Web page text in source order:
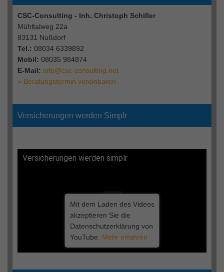
CSC-Consulting - Inh. Christoph Schiller
Mühltalweg 22a
83131 Nußdorf
Tel.: 08034 6339892
Mobil: 08035 984874
E-Mail: info@csc-consulting.net
» Beratungstermin vereinbaren
Versicherungen werden Simplr
Versicherungen werden simplr
Mit dem Laden des Videos
akzeptieren Sie die
Datenschutzerklärung von
YouTube. Mehr erfahren